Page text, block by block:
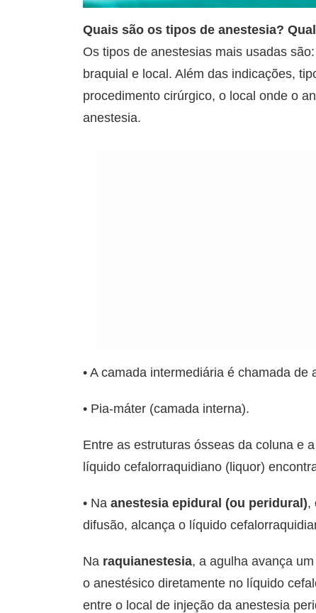
Quais são os tipos de anestesia?
Os tipos de anestesias mais usadas
braquial e local. Além das indicações,
procedimento cirúrgico, o local onde o
anestesia.
• A camada intermediária é chamada de
• Pia-máter (camada interna).
Entre as estruturas ósseas da coluna e
líquido cefalorraquidiano (liquor)
• Na anestesia epidural (ou peridural),
difusão, alcança o líquido
Na raquianestesia, a agulha avança
o anestésico diretamente no líquido
entre o local de injeção da anestesia